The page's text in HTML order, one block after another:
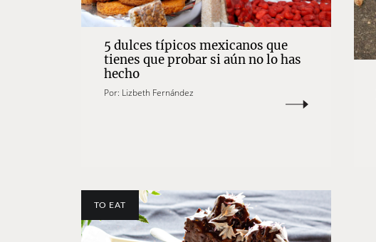
5 dulces típicos mexicanos que
tienes que probar si aún no lo has
hecho
Por: Lizbeth Fernández
TO EAT